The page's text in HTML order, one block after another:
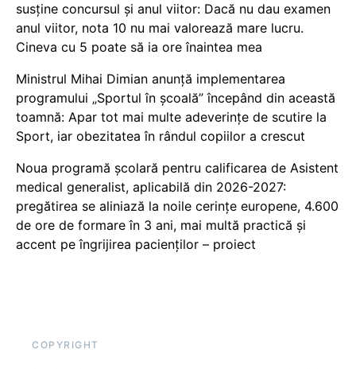
susține concursul și anul viitor: Dacă nu dau examen
anul viitor, nota 10 nu mai valorează mare lucru.
Cineva cu 5 poate să ia ore înaintea mea
Ministrul Mihai Dimian anunță implementarea
programului „Sportul în școală” începând din această
toamnă: Apar tot mai multe adeverințe de scutire la
Sport, iar obezitatea în rândul copiilor a crescut
Noua programă școlară pentru calificarea de Asistent
medical generalist, aplicabilă din 2026-2027:
pregătirea se aliniază la noile cerințe europene, 4.600
de ore de formare în 3 ani, mai multă practică și
accent pe îngrijirea pacienților – proiect
COPYRIGHT